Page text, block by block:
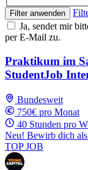
Filter anwenden
Ja, sendet mir
per E-Mail zu.
Praktikum im
StudentJob
Bundesweit
750€ pro Monat
40 Stunden pro
Neu! Bewirb dich als
TOP JOB